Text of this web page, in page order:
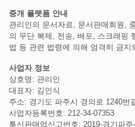
중개 플랫폼 안내
관리인의 문서자료, 문서판매회원,
의 무단 복제, 전송, 배포, 스크래핑
법 등 관련 법령에 의해 엄격히 금지
사업자 정보
상호명: 관리인
대표자: 김인식
주소: 경기도 파주시 경의로 1240번
사업자등록번호: 212-34-07353
통신판매업신고번호: 2019-경기파주